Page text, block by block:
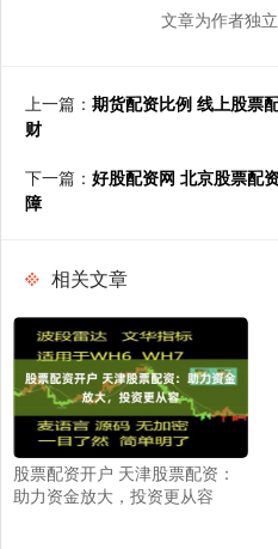
文章为作者独
上一篇： 期货配资比例 线上股票
财
下一篇： 好股配资网 北京股票配
障
相关文章
股票配资开户 天津股票配资：
助力资金放大，投资更从容